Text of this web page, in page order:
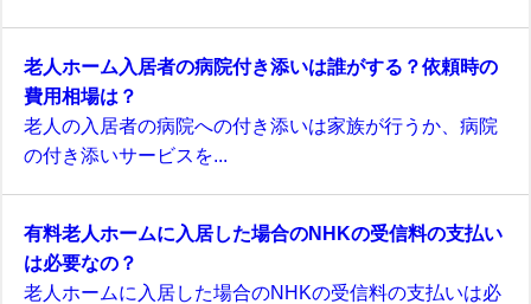
老人ホーム入居者の病院付き添いは誰がする？依頼時の
費用相場は？
老人の入居者の病院への付き添いは家族が行うか、病院
の付き添いサービスを...
有料老人ホームに入居した場合のNHKの受信料の支払い
は必要なの？
老人ホームに入居した場合のNHKの受信料の支払いは必